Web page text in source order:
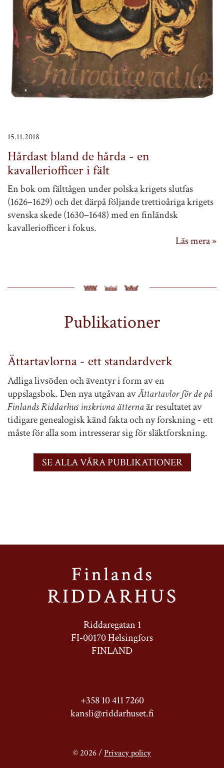
Hårdast bland de hårda - en
kavalleriofficer i fält
En bok om fälttågen under polska krigets slutfas
(1626–1629) och det därpå följande trettioåriga krigets
svenska skede (1630–1648) med en finländsk
kavalleriofficer i fokus.
Läs mera »
15.11.2018
Publikationer
Ättartavlorna - ett standardverk
Adliga livsöden och äventyr i form av en
uppslagsbok. Den nya utgåvan avÄttartavlor för de på
Finlands Riddarhus inskrivna ätternaär resultatet av
tidigare genealogisk känd fakta och ny forskning - ett
måste för alla som intresserar sig för släktforskning.
SE ALLA VÅRA PUBLIKATIONER
Riddaregatan 1
FI-00170 Helsingfors
FINLAND
+358 10 411 7260
kansli@riddarhuset.fi
© 2026 /Privacy policy